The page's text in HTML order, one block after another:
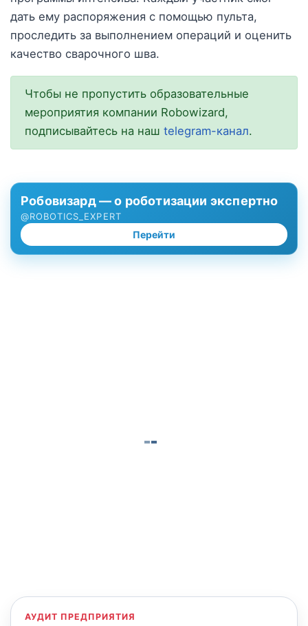
дать ему распоряжения с помощью пульта,
проследить за выполнением операций и оценить
качество сварочного шва.
Чтобы не пропустить образовательные
мероприятия компании Robowizard,
подписывайтесь на наш telegram-канал.
Робовизард — о роботизации экспертно
@ROBOTICS_EXPERT
Перейти
АУДИТ ПРЕДПРИЯТИЯ